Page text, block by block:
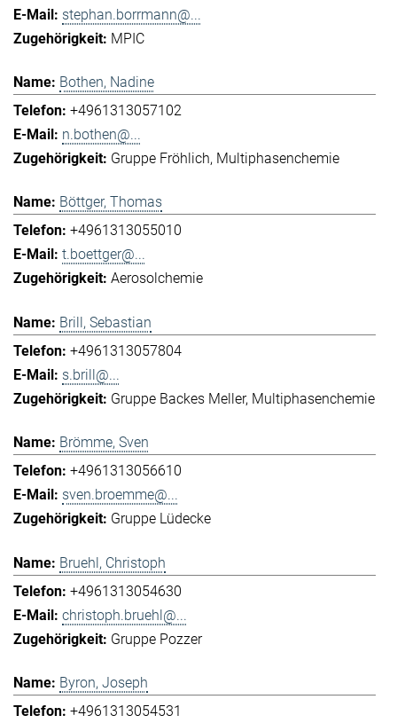
stephan.borrmann@...
MPIC
Bothen, Nadine
+4961313057102
n.bothen@...
Gruppe Fröhlich Multiphasenchemie
Böttger, Thomas
+4961313055010
t.boettger@...
Aerosolchemie
Brill, Sebastian
+4961313057804
s.brill@...
Gruppe Backes Meller Multiphasenchemie
Brömme, Sven
+4961313056610
sven.broemme@...
Gruppe Lüdecke
Bruehl, Christoph
+4961313054630
christoph.bruehl@...
Gruppe Pozzer
Byron, Joseph
+4961313054531